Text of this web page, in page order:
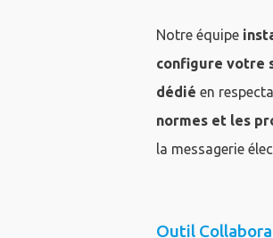
Notre équipe
configure votre
dédié en
normes et les
la messagerie
Outil